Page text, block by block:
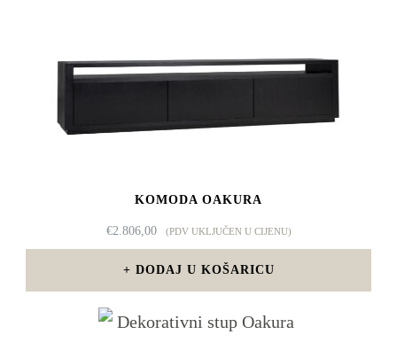
KOMODA OAKURA
€2.806,00 (PDV UKLJUČEN U CIJENU)
DODAJ U KOŠARICU